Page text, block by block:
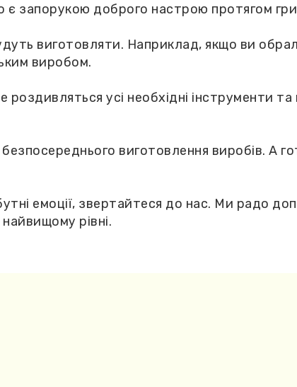
запорукою доброго настрою протягом
виготовляти. Наприклад, якщо ви
виробом.
усі необхідні інструменти
виготовлення виробів. А
емоції, звертайтеся до нас. Ми радо
рівні.